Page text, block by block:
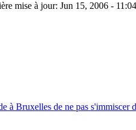
mise à jour: Jun 15, 2006 - 11:04
à Bruxelles de ne pas s'immiscer